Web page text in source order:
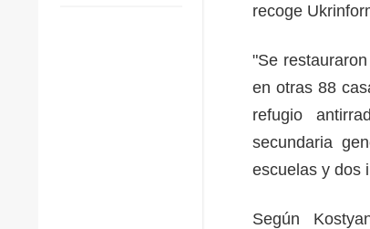
Desastres y emergencias
recoge
"Se
en otras 88
refugio
secundaria
escuelas y dos
Según